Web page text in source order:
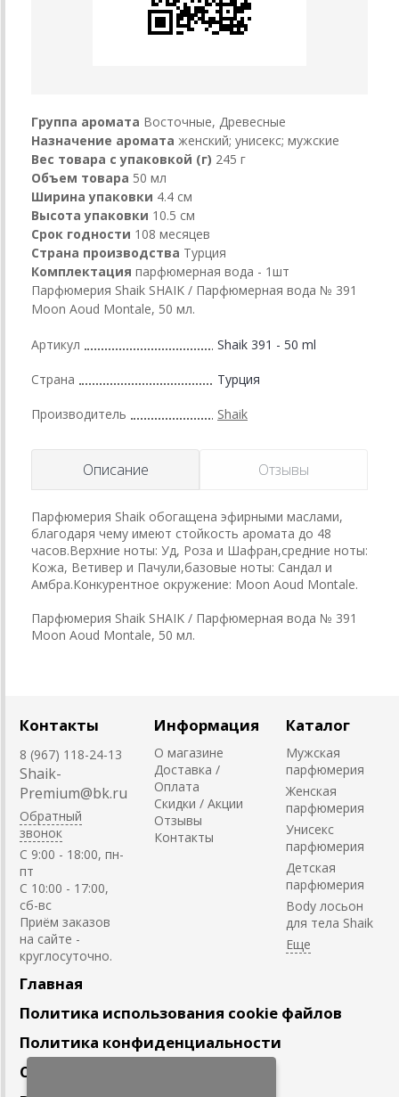
Группа аромата Восточные, Древесные
Назначение аромата женский; унисекс; мужские
Вес товара с упаковкой (г) 245 г
Объем товара 50 мл
Ширина упаковки 4.4 см
Высота упаковки 10.5 см
Срок годности 108 месяцев
Страна производства Турция
Комплектация парфюмерная вода - 1шт
Парфюмерия Shaik SHAIK / Парфюмерная вода № 391
Moon Aoud Montale, 50 мл.
Артикул Shaik 391 - 50 ml
Страна Турция
Производитель Shaik
Описание Отзывы
Парфюмерия Shaik обогащена эфирными маслами,
благодаря чему имеют стойкость аромата до 48
часов.Верхние ноты: Уд, Роза и Шафран,средние ноты:
Кожа, Ветивер и Пачули,базовые ноты: Сандал и
Амбра.Конкурентное окружение: Moon Aoud Montale.
Парфюмерия Shaik SHAIK / Парфюмерная вода № 391
Moon Aoud Montale, 50 мл.
Контакты
8 (967) 118-24-13
Shaik-
Premium@bk.ru
Обратный
звонок
C 9:00 - 18:00, пн-
пт
С 10:00 - 17:00,
сб-вс
Приём заказов
на сайте -
круглосуточно.
Информация
О магазине
Доставка /
Оплата
Скидки / Акции
Отзывы
Контакты
Каталог
Мужская
парфюмерия
Женская
парфюмерия
Унисекс
парфюмерия
Детская
парфюмерия
Body лосьон
для тела Shaik
Главная
Политика использования cookie файлов
Политика конфиденциальности
Сотрудничество